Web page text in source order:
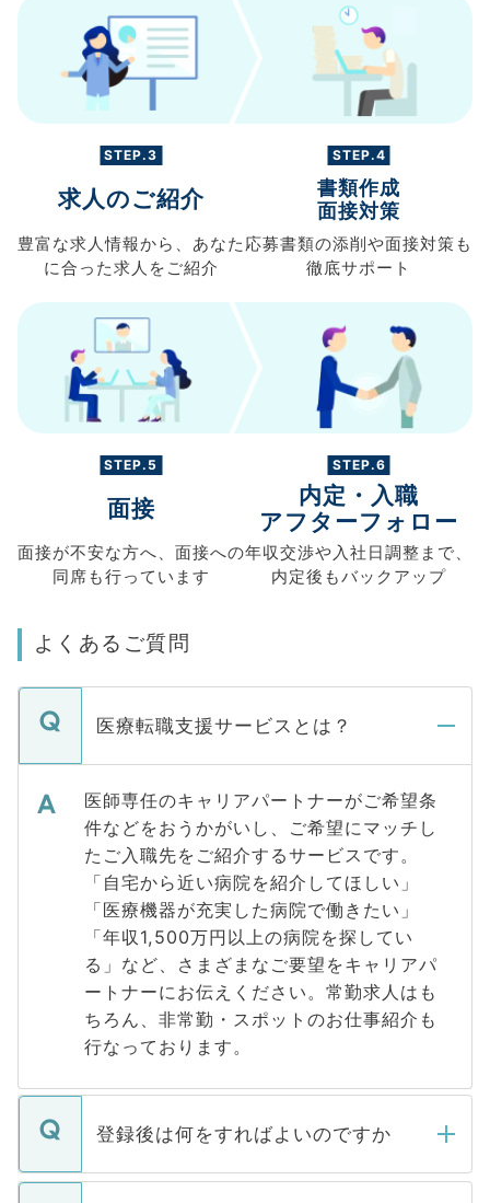
STEP.3
求人のご紹介
豊富な求人情報から、 あなた
に合った求人を ご紹介
STEP.4
書類作成
面接対策
応募書類の添削や面接対策も
徹底サポート
STEP.5
面接
面接が不安な方へ、 面接への
同席も行っています
STEP.6
内定・入職
アフターフォロー
年収交渉や入社日調整まで、
内定後もバックアップ
よくあるご質問
医療転職支援サービスとは？
医師専任のキャリアパートナーがご希望条
件などをおうかがいし、ご希望にマッチし
たご入職先をご紹介するサービスです。
「自宅から近い病院を紹介してほしい」
「医療機器が充実した病院で働きたい」
「年収1,500万円以上の病院を探してい
る」など、さまざまなご要望をキャリアパ
ートナーにお伝えください。常勤求人はも
ちろん、非常勤・スポットのお仕事紹介も
行なっております。
登録後は何をすればよいのですか
ご登録いただきましたら、弊社担当者がご